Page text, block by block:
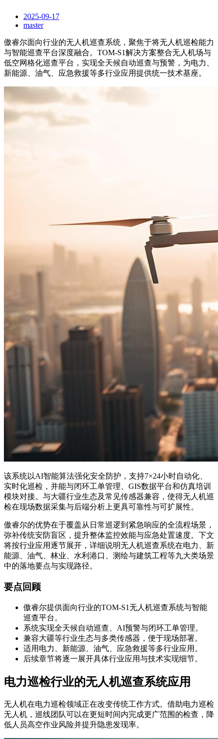
2025-09-17
master
傲睿尔面向行业的无人机巡查系统，聚焦于将无人机巡检能力
与智能巡查平台深度融合。TOM-S1解决方案整合无人机场与
低空网格化巡查平台，实现全天候自动巡查与预警，为电力、
新能源、油气、应急救援等多行业应用提供统一技术基座。
该系统以AI智能算法强化安全防护，支持7×24小时自动化、
实时化巡检，并能与闭环工单管理、GIS数据平台和仿真培训
模块对接。与大疆行业生态及常见传感器兼容，使得无人机巡
检在现场数据采集与后端分析上更具可靠性与可扩展性。
傲睿尔的优势在于覆盖从日常巡逻到紧急响应的全流程场景，
弥补传统安防盲区，提升整体监控效能与应急处置速度。下文
将按行业应用逐节展开，详细说明无人机巡查系统在电力、新
能源、油气、林业、水利港口、测绘与建筑工程等九大类场景
中的落地要点与实现路径。
要点回顾
傲睿尔提供面向行业的TOM-S1无人机巡查系统与智能
巡查平台。
系统实现全天候自动巡查、AI预警与闭环工单管理。
兼容大疆等行业生态与多类传感器，便于现场部署。
适用电力、新能源、油气、应急救援等多行业应用。
后续章节将逐一展开具体行业应用与技术实现细节。
电力巡检行业的无人机巡查系统应用
无人机在电力巡检领域正在改变传统工作方式。借助电力巡检
无人机，巡线团队可以在更短时间内完成更广范围的检查，降
低人员高空作业风险并提升隐患发现率。